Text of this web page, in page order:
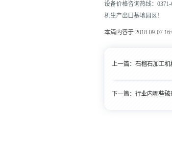
设备价格咨询热线：
机生产出口基地园区！
本篇内容于 2018-09-07
上一篇： 石榴石加工机
下一篇： 行业内哪些